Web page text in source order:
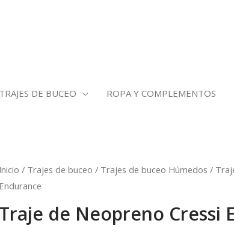
TRAJES DE BUCEO ROPA Y COMPLEMENTOS
Inicio / Trajes de buceo / Trajes de buceo Húmedos /
Endurance
Traje de Neopreno Cressi
Traje
de
Neopreno
Cressi